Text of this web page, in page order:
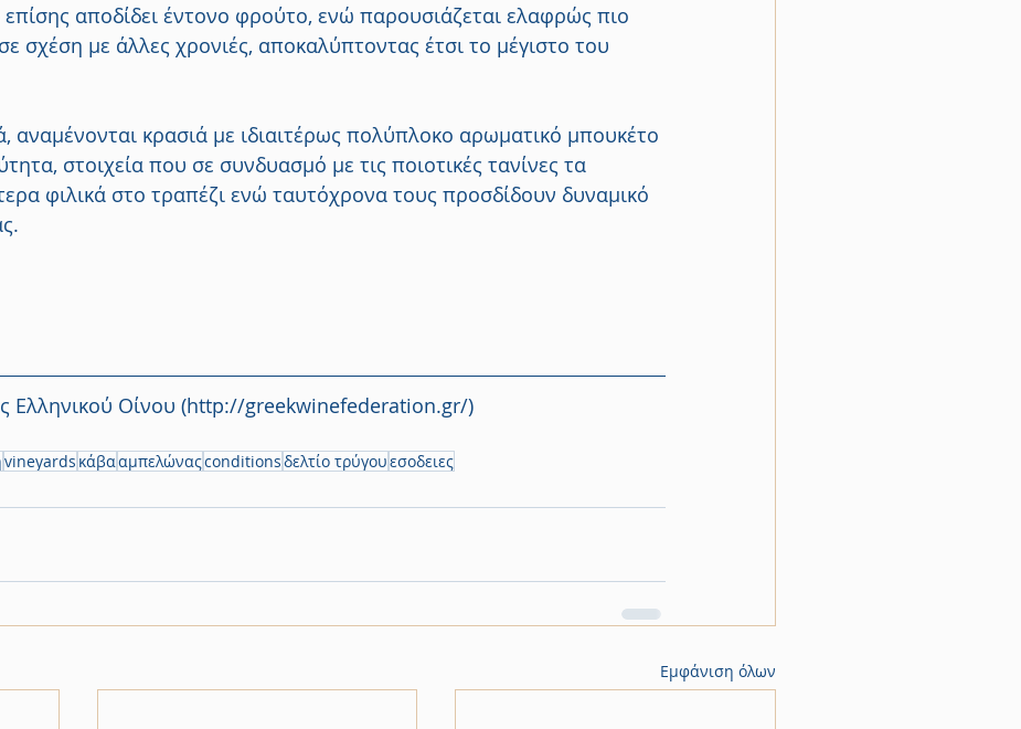
επίσης αποδίδει έντονο φρούτο, ενώ παρουσιάζεται ελαφρώς πιο
σχέση με άλλες χρονιές, αποκαλύπτοντας έτσι το μέγιστο του
αναμένονται κρασιά με ιδιαιτέρως πολύπλοκο αρωματικό μπουκέτο
στοιχεία που σε συνδυασμό με τις ποιοτικές τανίνες τα
φιλικά στο τραπέζι ενώ ταυτόχρονα τους προσδίδουν δυναμικό
Ελληνικού Οίνου (http://greekwinefederation.gr/)
vineyards κάβααμπελώναςconditionsδελτίο τρύγουεσοδειες
Εμφάνιση όλων